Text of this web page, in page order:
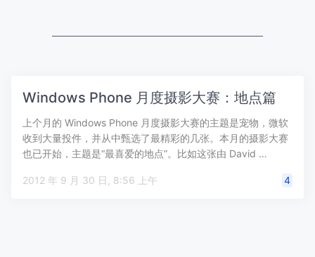
Windows Phone 月度摄影大赛：地点篇
上个月的 Windows Phone 月度摄影大赛的主题是宠物，微软
收到大量投件，并从中甄选了最精彩的几张。本月的摄影大赛
也已开始，主题是“最喜爱的地点”。比如这张由 David …
2012 年 9 月 30 日, 8:56 上午 4